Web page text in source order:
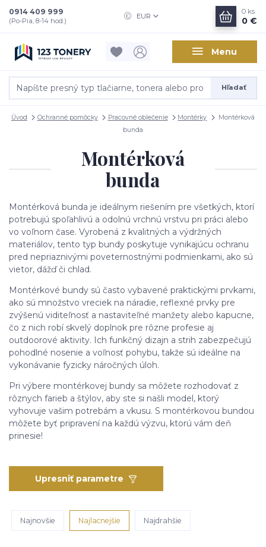
Menu
EUR
Hľadať
0914 409 999
(Po-Pia, 8-14 hod.)
0 ks
0 €
Úvod Ochranné pomôcky Pracovné oblečenie Montérky
Montérková
bunda
Montérková
bunda
Montérková bunda je ideálnym riešením pre všetkých, ktorí
potrebujú spoľahlivú a odolnú vrchnú vrstvu pri práci alebo
vo voľnom čase. Vyrobená z kvalitných a výdržných
materiálov, tento typ bundy poskytuje vynikajúcu ochranu
pred nepriaznivými poveternostnými podmienkami, ako sú
vietor, dážď či chlad.
Montérkové bundy sú často vybavené praktickými prvkami,
ako sú množstvo vreciek na náradie, reflexné prvky pre
zvýšenú viditeľnosť a nastaviteľné manžety alebo kapucne,
čo z nich robí skvelý doplnok pre rôzne profesie aj
outdoorové aktivity. Ich funkčný dizajn a strih zabezpečujú
pohodlné nosenie a voľnosť pohybu, takže sú ideálne na
vykonávanie fyzicky náročných úloh.
Pri výbere montérkovej bundy sa môžete rozhodovať z
rôznych farieb a štýlov, aby ste si našli model, ktorý
vyhovuje vašim potrebám a vkusu. S montérkovou bundou
môžete byť pripravení na každú výzvu, ktorú vám deň
prinesie!
Upresniť parametre
Najnovšie Najlacnejšie Najdrahšie